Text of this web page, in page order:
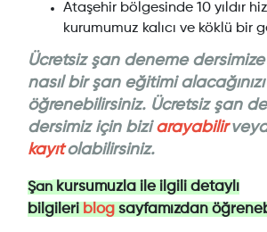
Ataşehir bölgesinde 10 yıldır
kurumumuz kalıcı ve köklü bir
Ücretsiz şan deneme
nasıl bir şan eğitimi alacağınızı
öğrenebilirsiniz. Ücretsiz şan
dersimiz için bizi arayabilir
kayıt olabilirsiniz.
Şan kursumuzla ile ilgili detaylı
bilgileri blog sayfamızdan